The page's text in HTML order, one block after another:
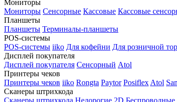
Мониторы
Мониторы Сенсорные Кассовые Кассовые
Планшеты
Планшеты Терминалы-планшеты
POS-системы
POS-системы iiko Для кофейни Для розничной
Дисплей покупателя
Дисплей покупателя Сенсорный Atol
Принтеры чеков
Принтеры чеков iiko Rongta Paytor Posiflex Atol
Сканеры штрихкода
Сканеры штрихкода Недорогие 2D Беспроводные